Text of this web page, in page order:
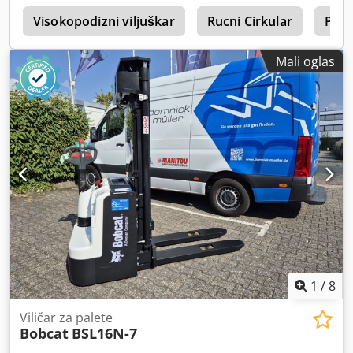
širina gradnje:1.455 mm,
Visokopodizni viljuškar Rucni Cirkular
Mali oglas
1 /8
Viličar za palete
Bobcat BSL16N-7